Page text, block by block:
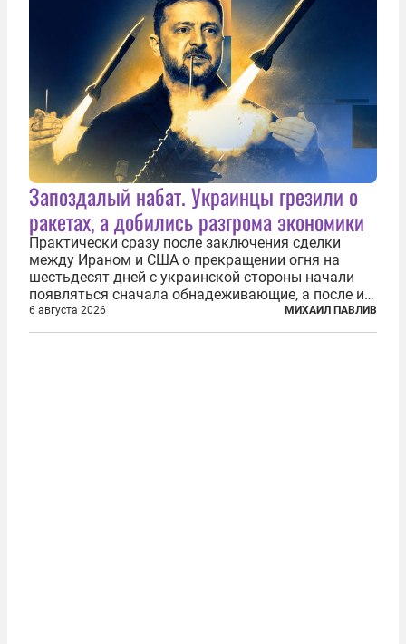
Запоздалый набат. Украинцы грезили о
ракетах, а добились разгрома экономики
Практически сразу после заключения сделки
между Ираном и США о прекращении огня на
шестьдесят дней с украинской стороны начали
появляться сначала обнадеживающие, а после и
вовсе бравурные заявления про некий «перелом»
в войне. Вероятно, в сознании первых лиц
6 августа 2026 МИХАИЛ ПАВЛИВ